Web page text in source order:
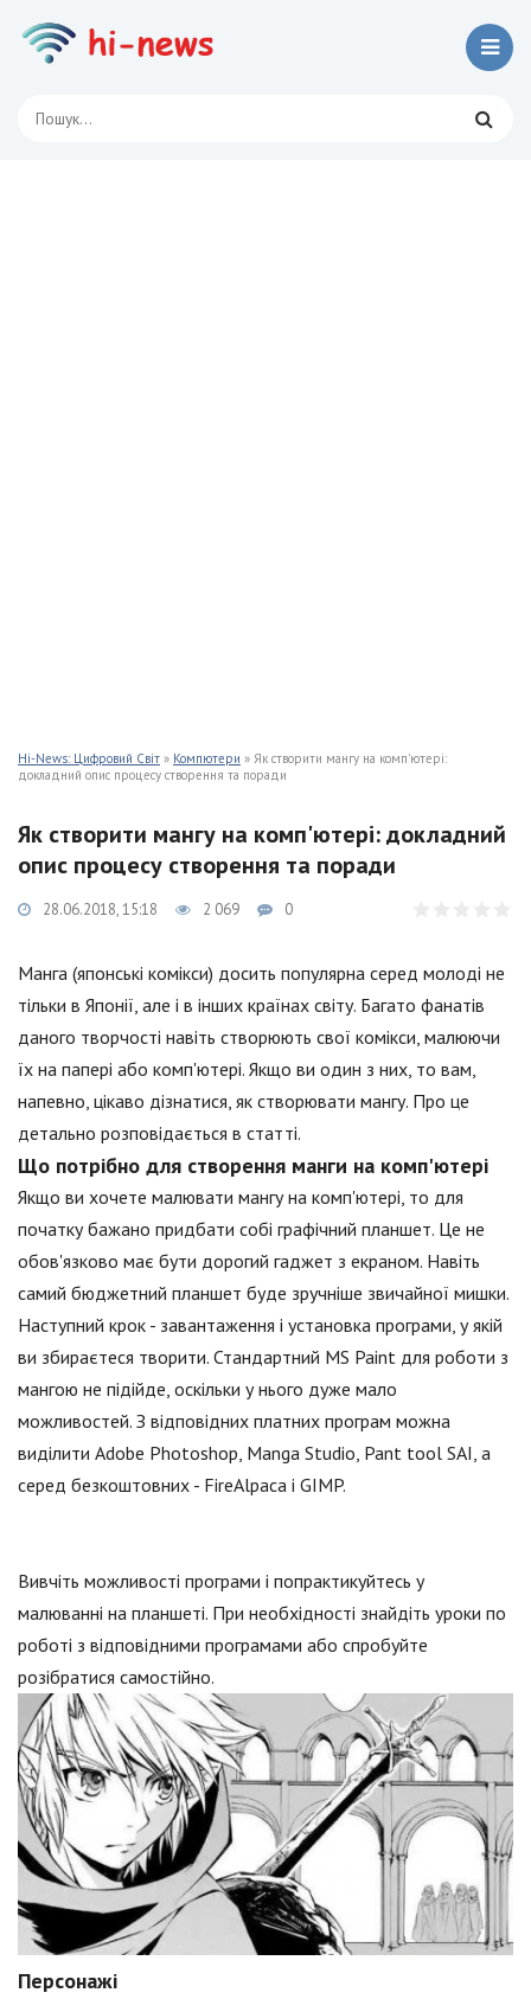
Hi-News: Цифровий Світ » Компютери » Як створити мангу на комп'ютері:
докладний опис процесу створення та поради
Як створити мангу на комп'ютері: докладний
опис процесу створення та поради
28.06.2018, 15:18 2 069 0
Манга (японські комікси) досить популярна серед молоді не
тільки в Японії, але і в інших країнах світу. Багато фанатів
даного творчості навіть створюють свої комікси, малюючи
їх на папері або комп'ютері. Якщо ви один з них, то вам,
напевно, цікаво дізнатися, як створювати мангу. Про це
детально розповідається в статті.
Що потрібно для створення манги на комп'ютері
Якщо ви хочете малювати мангу на комп'ютері, то для
початку бажано придбати собі графічний планшет. Це не
обов'язково має бути дорогий гаджет з екраном. Навіть
самий бюджетний планшет буде зручніше звичайної мишки.
Наступний крок - завантаження і установка програми, у якій
ви збираєтеся творити. Стандартний MS Paint для роботи з
мангою не підійде, оскільки у нього дуже мало
можливостей. З відповідних платних програм можна
виділити Adobe Photoshop, Manga Studio, Pant tool SAI, а
серед безкоштовних - FireAlpaca і GIMP.
Вивчіть можливості програми і попрактикуйтесь у
малюванні на планшеті. При необхідності знайдіть уроки по
роботі з відповідними програмами або спробуйте
розібратися самостійно.
Персонажі